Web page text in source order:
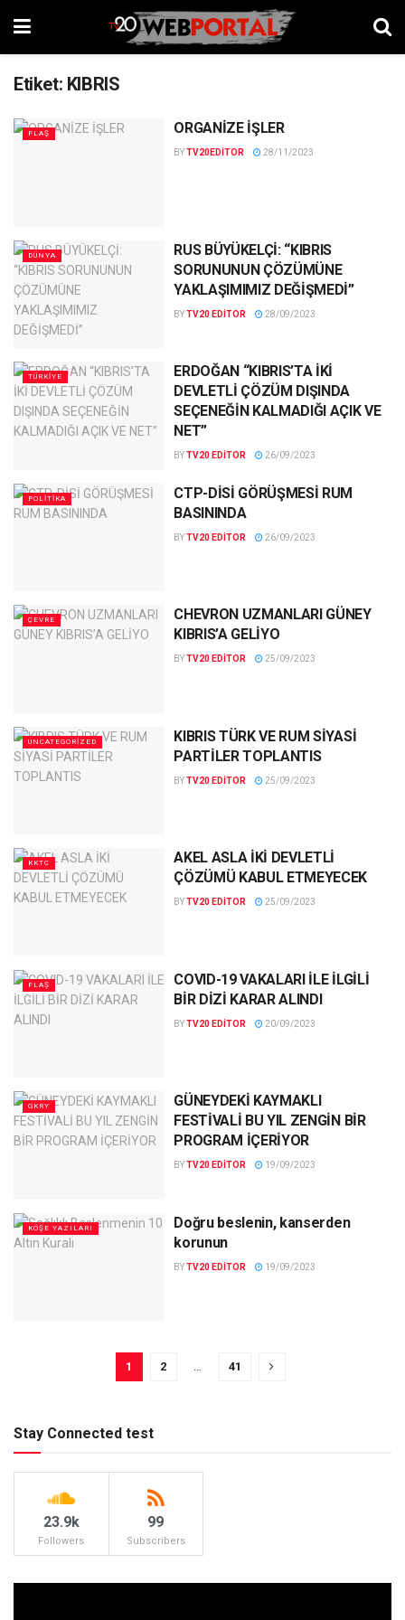
Etiket: KIBRIS
FLAŞ ORGANİZE İŞLER
BYTV20EDITOR 28/11/2023
DÜNYA
RUS BÜYÜKELÇİ: “KIBRIS
SORUNUNUN ÇÖZÜMÜNE
YAKLAŞIMIMIZ DEĞİŞMEDİ”
BYTV20 EDITOR 28/09/2023
TÜRKIYE
ERDOĞAN “KIBRIS’TA İKİ
DEVLETLİ ÇÖZÜM DIŞINDA
SEÇENEĞİN KALMADIĞI AÇIK VE
NET”
BYTV20 EDITOR 26/09/2023
POLITIKA
CTP-DİSİ GÖRÜŞMESİ RUM
BASININDA
BYTV20 EDITOR 26/09/2023
ÇEVRE
CHEVRON UZMANLARI GÜNEY
KIBRIS’A GELİYO
BYTV20 EDITOR 25/09/2023
UNCATEGORIZED
KIBRIS TÜRK VE RUM SİYASİ
PARTİLER TOPLANTIS
BYTV20 EDITOR 25/09/2023
KKTC
AKEL ASLA İKİ DEVLETLİ
ÇÖZÜMÜ KABUL ETMEYECEK
BYTV20 EDITOR 25/09/2023
FLAŞ
COVID-19 VAKALARI İLE İLGİLİ
BİR DİZİ KARAR ALINDI
BYTV20 EDITOR 20/09/2023
GKRY
GÜNEYDEKİ KAYMAKLI
FESTİVALİ BU YIL ZENGİN BİR
PROGRAM İÇERİYOR
BYTV20 EDITOR 19/09/2023
KÖŞE YAZILARI
Doğru beslenin, kanserden
korunun
BYTV20 EDITOR 19/09/2023
1 2 … 41
Stay Connected test
23.9k
Followers
99
Subscribers